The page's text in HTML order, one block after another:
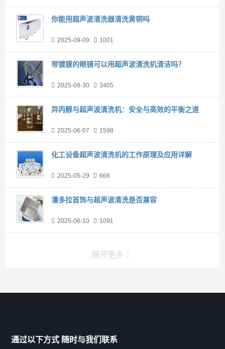
你能用超声波清洗器清洗黄铜吗
2025-09-09 1001
带镀膜的眼镜可以用超声波清洗机清洁吗？
2025-08-30 3405
异丙醇与超声波清洗机：安全与高效的平衡之道
2025-06-07 1598
化工设备超声波清洗机的工作原理及应用详解
2025-05-29 668
潘多拉首饰与超声波清洗是否兼容
2025-06-10 1091
展开更多
通过以下方式 随时与我们联系